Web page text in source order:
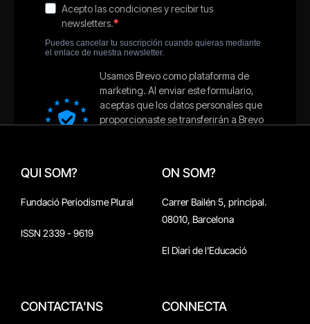
QUI SOM?
Fundació Periodisme Plural
ISSN 2339 - 9619
ON SOM?
Carrer Bailén 5, principal.
08010, Barcelona
El Diari de l'Educació
CONTACTA'NS CONNECTA